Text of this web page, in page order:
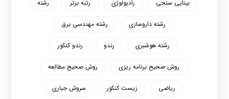
بینایی سنجی رادیولوژی رتبه برتر رشته
رشته داروسازی رشته مهندسی برق
رشته هوشبری رندو رندو کنکور
روش صحیح برنامه ریزی روش صحیح مطالعه
ریاضی زیست کنکور سروش جباری